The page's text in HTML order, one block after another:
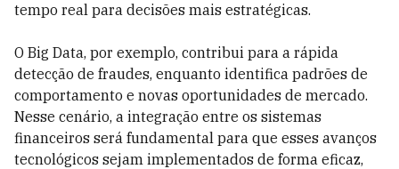
tempo real para decisões mais estratégicas.
O Big Data, por exemplo, contribui para a rápida
detecção de fraudes, enquanto identifica padrões de
comportamento e novas oportunidades de mercado.
Nesse cenário, a integração entre os sistemas
financeiros será fundamental para que esses avanços
tecnológicos sejam implementados de forma eficaz,